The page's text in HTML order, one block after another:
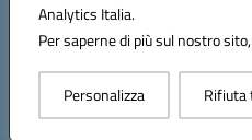
Analytics Italia.
Per saperne di più sul nostro
Personalizza Rifiuta
Hosting &
Concept &